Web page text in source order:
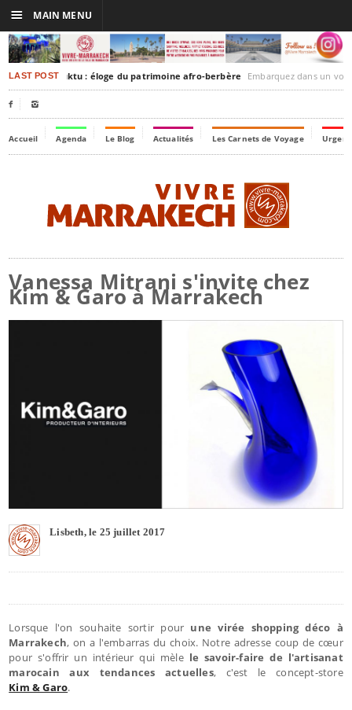
LAST POSTTimbuktu : éloge du patrimoine afro-berbère Embarquez dans un voyage culturel dans le
 
Accueil Agenda Le Blog Actualités Les Carnets de Voyage
Vanessa Mitrani s'invite chez
Kim & Garo à Marrakech
Lisbeth, le 25 juillet 2017
Lorsque l'on souhaite sortir pour une virée shopping déco à
Marrakech, on a l'embarras du choix. Notre adresse coup de cœur
pour s'offrir un intérieur qui mèle le savoir-faire de l'artisanat
marocain aux tendances actuelles, c'est le concept-store
Kim & Garo.
☰ MAIN MENU